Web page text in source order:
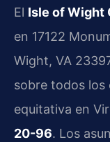
El Isle of Wight
en 17122
Wight, VA
sobre todos los
equitativa en
20-96. Los